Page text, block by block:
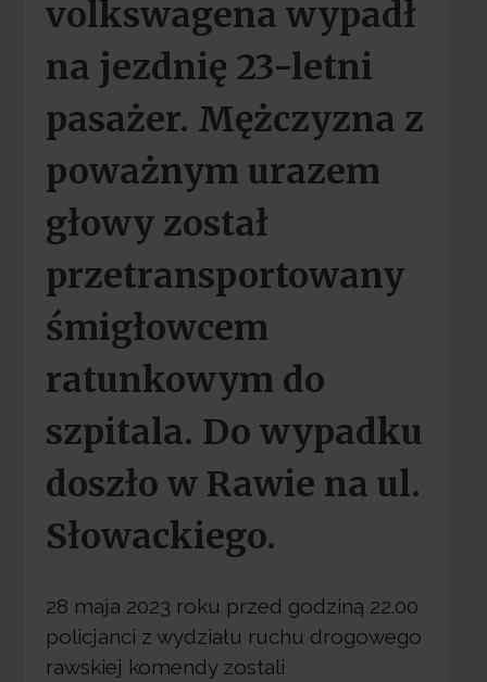
volkswagena wypadł
na jezdnię 23-letni
pasażer. Mężczyzna z
poważnym urazem
głowy został
przetransportowany
śmigłowcem
ratunkowym do
szpitala. Do wypadku
doszło w Rawie na ul.
Słowackiego.
28 maja 2023 roku przed godziną 22.00
policjanci z wydziału ruchu drogowego
rawskiej komendy zostali